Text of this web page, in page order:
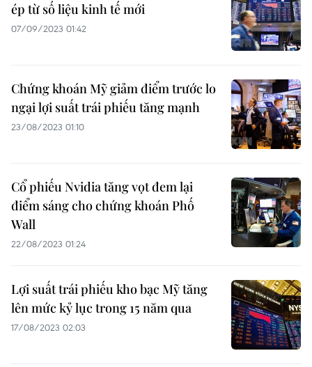
ép từ số liệu kinh tế mới
07/09/2023 01:42
Chứng khoán Mỹ giảm điểm trước lo
ngại lợi suất trái phiếu tăng mạnh
23/08/2023 01:10
Cổ phiếu Nvidia tăng vọt đem lại
điểm sáng cho chứng khoán Phố
Wall
22/08/2023 01:24
Lợi suất trái phiếu kho bạc Mỹ tăng
lên mức kỷ lục trong 15 năm qua
17/08/2023 02:03